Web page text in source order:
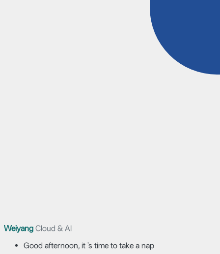
Weiyang Cloud & AI
Good afternoon, it 's time to take a nap